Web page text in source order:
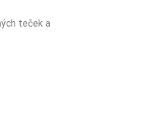
teček a